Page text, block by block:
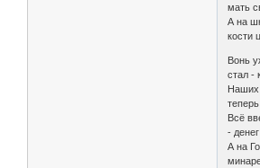
мать
А на
кости
Вонь
стал -
Наших
теперь
Всё
-
А на